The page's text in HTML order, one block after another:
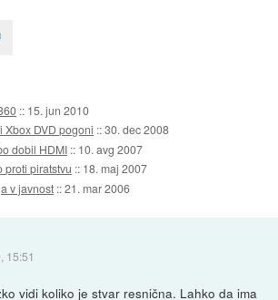
:: 15. jun 2010
DVD pogoni ::30. dec 2008
dobil HDMI :: 10. avg 2007
proti piratstvu :: 18. maj 2007
v javnost ::21. mar 2006
15:51
vidi koliko je stvar resnična. Lahko da ima